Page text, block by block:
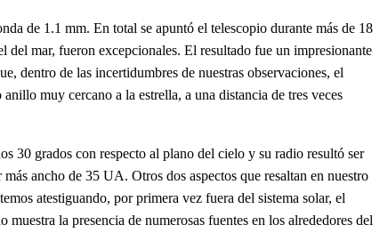
de 1.1 mm. En total se apuntó el telescopio durante más de 18
mar, fueron excepcionales. El resultado fue un impresionante
dentro de las incertidumbres de nuestras observaciones, el
muy cercano a la estrella, a una distancia de tres veces
30 grados con respecto al plano del cielo y su radio resultó ser
ancho de 35 UA. Otros dos aspectos que resaltan en nuestro
atestiguando, por primera vez fuera del sistema solar, el
la presencia de numerosas fuentes en los alrededores del